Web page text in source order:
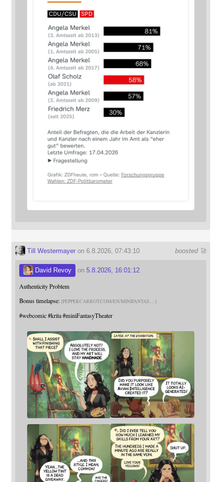
boosted 🚀
Till Westermayeron 6.8.2026, 07:43:10
David Revoy on 5.8.2026, 16:01:12
Authenticity Problem
Bonus timelapse: PEPPERCARROT.COM/EN/MINIFANTAS
#webcomic #krita #miniFantasyTheater